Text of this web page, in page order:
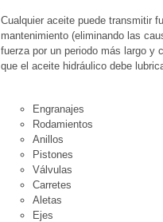
Cualquier aceite puede transmitir
mantenimiento (eliminando las
fuerza por un periodo más largo y
que el aceite hidráulico debe
Engranajes
Rodamientos
Anillos
Pistones
Válvulas
Carretes
Aletas
Ejes